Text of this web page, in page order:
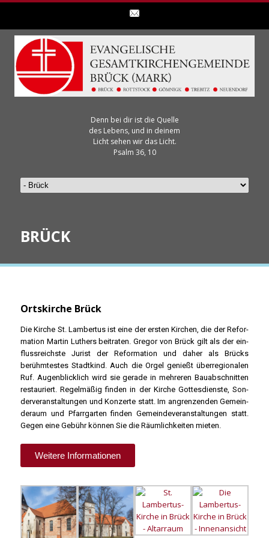
Denn bei dir ist die Quelle
des Lebens, und in deinem
Licht sehen wir das Licht.
Psalm 36, 10
BRÜCK
Ortskirche Brück
Die Kir­che St. Lam­ber­tus ist eine der ers­ten Kir­chen, die der Refor­
ma­ti­on Mar­tin Luthers bei­tra­ten. Gre­gor von Brück gilt als der ein­
fluss­reichs­te Jurist der Refor­ma­ti­on und daher als Brücks
berühm­tes­tes Stadt­kind. Auch die Orgel genießt über­re­gio­na­len
Ruf. Augen­blick­lich wird sie gera­de in meh­re­ren Bau­ab­schnit­ten
restau­riert. Regel­mä­ßig fin­den in der Kir­che Got­tes­diens­te, Son­
der­ver­an­stal­tun­gen und Kon­zer­te statt. Im angren­zen­den Gemein­
de­raum und Pfarr­gar­ten fin­den Gemein­de­ver­an­stal­tun­gen statt.
Gegen eine Gebühr kön­nen Sie die Räum­lich­kei­ten mie­ten.
Wei­te­re Infor­ma­tio­nen